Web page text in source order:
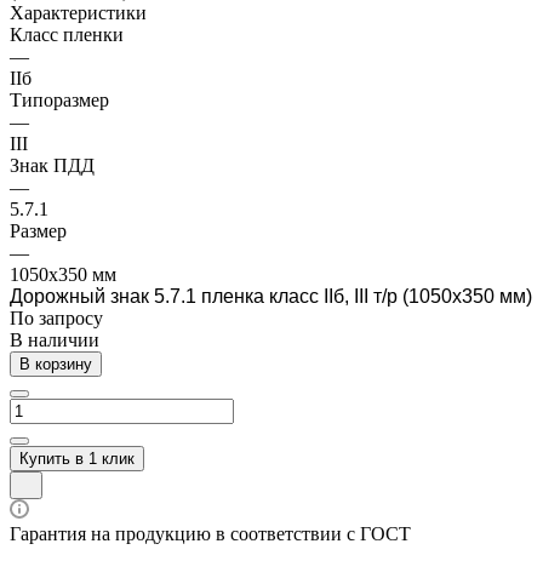
Характеристики
Класс пленки
—
IIб
Типоразмер
—
III
Знак ПДД
—
5.7.1
Размер
—
1050х350 мм
Дорожный знак 5.7.1 пленка класс IIб, III т/р (1050х350 мм)
По запросу
В наличии
В корзину
Купить в 1 клик
Гарантия на продукцию в соответствии с ГОСТ